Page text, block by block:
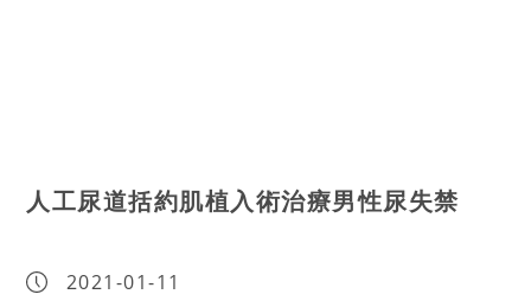
人工尿道括約肌植入術治療男性尿失禁
2021-01-11